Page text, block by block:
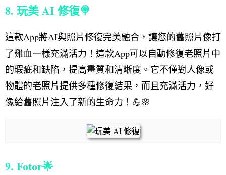
8. 玩美 AI 修復🍭
這款App將AI與照片修復完美融合，讓您的舊照片像打
了雞血一樣充滿活力！這款App可以自動修復老照片中
的瑕疵和缺陷，提高畫質和清晰度。它不僅對人像或
物體的老照片提供多種修復結果，而且充滿活力，好
像給舊照片注入了新的生命力！💪🌸
9. Fotor🌟